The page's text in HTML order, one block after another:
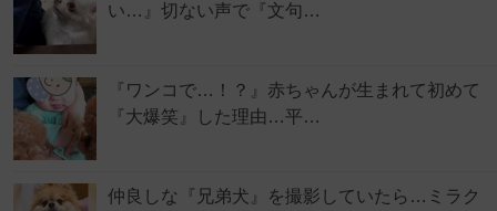
い…』切ない声で『文句…
『ワンコで…！？』赤ちゃんが生まれて初めて
『大爆笑』した理由…平…
仲良しな『兄弟犬』を撮影していたら…ミラク